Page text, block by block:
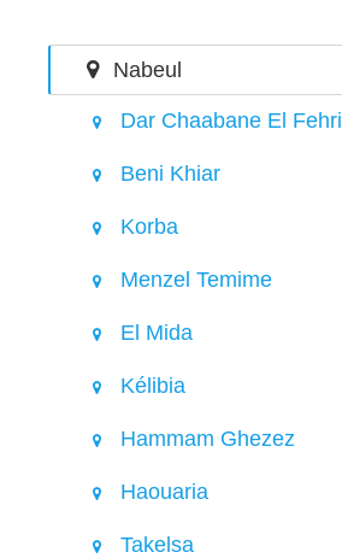
Nabeul
Dar Chaabane El Fehri
Beni Khiar
Korba
Menzel Temime
El Mida
Kélibia
Hammam Ghezez
Haouaria
Takelsa